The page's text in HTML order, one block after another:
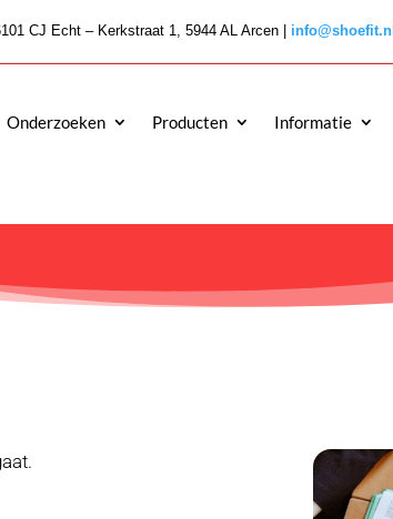
CJ Echt – Kerkstraat 1, 5944 AL Arcen | info@shoefit.nl
Onderzoeken Producten Informatie